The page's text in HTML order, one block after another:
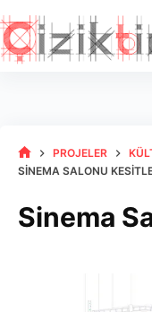
Skip
to
content
HOME
PROJELER
SINEMA SALONU
Sinema